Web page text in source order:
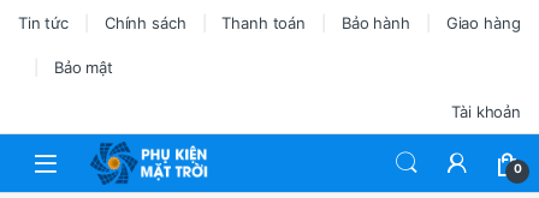
Tin tức Chính sách Thanh toán Bảo hành Giao hàng
Bảo mật
Tài khoản
0